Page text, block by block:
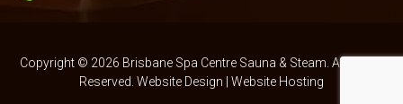
Copyright © 2026 Brisbane Spa Centre Sauna & Steam. All Rights
Reserved. Website Design Website Hosting